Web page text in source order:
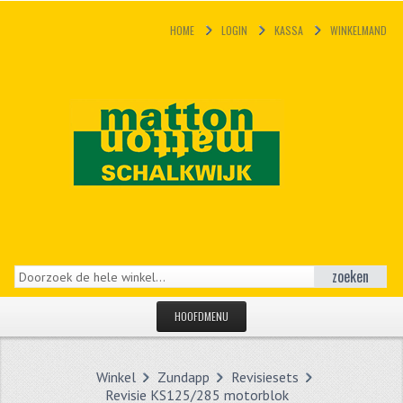
HOME LOGIN KASSA WINKELMAND
zoeken
HOOFDMENU
CATEGORIEËN
Winkel Zundapp
Revisiesets
Revisie KS125/285 motorblok